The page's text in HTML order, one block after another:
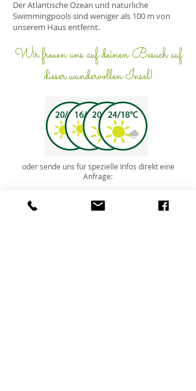
Der Atlantische Ozean und natürliche
Swimmingpools sind weniger als 100 m von
unserem Haus entfernt.
Wir freuen uns auf deinen Besuch auf
dieser wundervollen Insel!
oder sende uns für spezielle Infos direkt eine
Anfrage: